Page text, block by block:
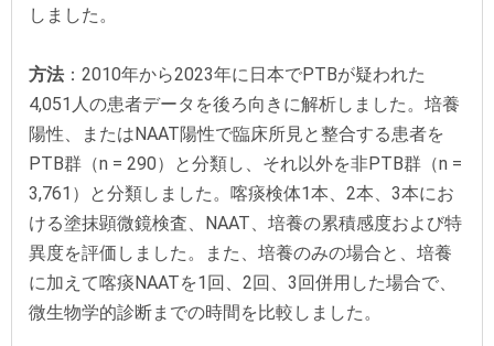
しました。
方法 ：2010年から2023年に日本でPTBが疑われた
4,051人の患者データを後ろ向きに解析しました。培養
陽性、またはNAAT陽性で臨床所見と整合する患者を
PTB群（n = 290）と分類し、それ以外を非PTB群（n =
3,761）と分類しました。喀痰検体1本、2本、3本にお
ける塗抹顕微鏡検査、NAAT、培養の累積感度および特
異度を評価しました。また、培養のみの場合と、培養
に加えて喀痰NAATを1回、2回、3回併用した場合で、
微生物学的診断までの時間を比較しました。